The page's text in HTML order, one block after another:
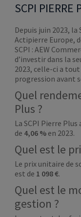
SCPI PIERRE
Depuis juin 2023,
Actipierre Europe,
SCPI : AEW
d’investir dans la
2023, celle-ci a
progression avant
Quel
Plus ?
La SCPI Pierre
de 4,06 % en 2023.
Quel est le
Le prix unitaire de
est de 1 098€.
Quel est le
gestion ?